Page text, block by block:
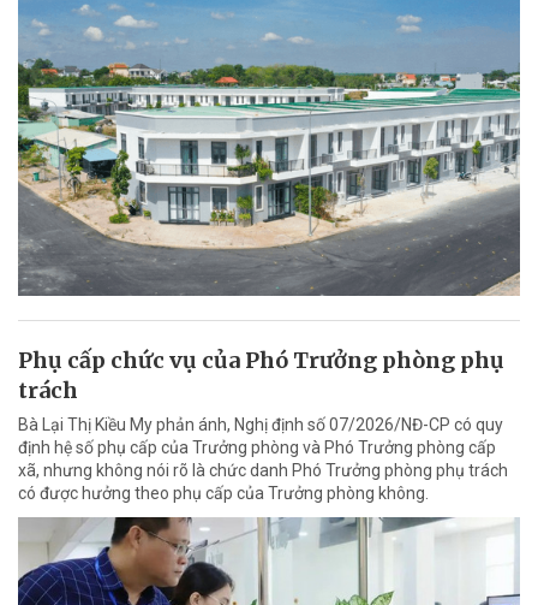
Phụ cấp chức vụ của Phó Trưởng phòng phụ
trách
Bà Lại Thị Kiều My phản ánh, Nghị định số 07/2026/NĐ-CP có quy
định hệ số phụ cấp của Trưởng phòng và Phó Trưởng phòng cấp
xã, nhưng không nói rõ là chức danh Phó Trưởng phòng phụ trách
có được hưởng theo phụ cấp của Trưởng phòng không.